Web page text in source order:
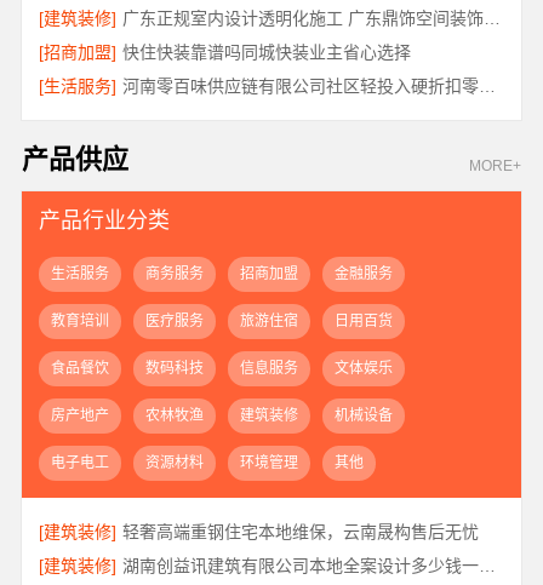
[建筑装修]
广东正规室内设计透明化施工 广东鼎饰空间装饰工程有限公司
[招商加盟] 快住快装靠谱吗同城快装业主省心选择
[生活服务]
河南零百味供应链有限公司社区轻投入硬折扣零食铺低风险经营
产品供应 MORE+
产品行业分类
生活服务 商务服务 招商加盟 金融服务
教育培训 医疗服务 旅游住宿 日用百货
食品餐饮 数码科技 信息服务 文体娱乐
房产地产 农林牧渔 建筑装修 机械设备
电子电工 资源材料 环境管理 其他
[建筑装修] 轻奢高端重钢住宅本地维保，云南晟构售后无忧
[建筑装修]
湖南创益讯建筑有限公司本地全案设计多少钱一平售后无忧